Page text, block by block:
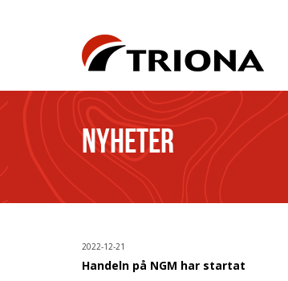
NYHETER
2022-12-21
Handeln på NGM har startat